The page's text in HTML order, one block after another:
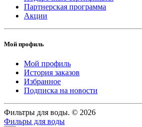
Партнерская программа
Акции
Мой профиль
Мой профиль
История заказов
Избранное
Подписка на новости
Фильтры для воды. © 2026
Фильры для воды